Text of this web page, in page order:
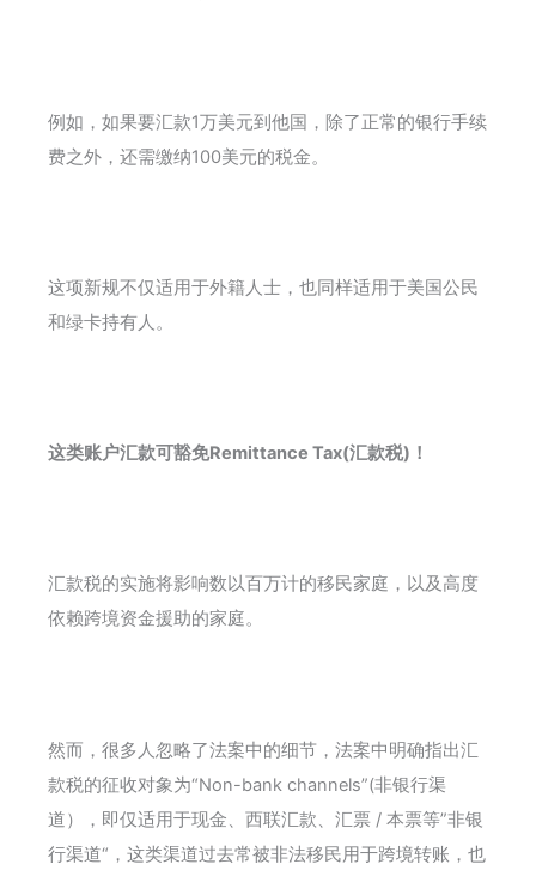
例如，如果要汇款1万美元到他国，除了正常的银行手续
费之外，还需缴纳100美元的税金。
这项新规不仅适用于外籍人士，也同样适用于美国公民
和绿卡持有人。
这类账户汇款可豁免Remittance Tax(汇款税)！
汇款税的实施将影响数以百万计的移民家庭，以及高度
依赖跨境资金援助的家庭。
然而，很多人忽略了法案中的细节，法案中明确指出汇
款税的征收对象为“Non-bank channels”(非银行渠
道），即仅适用于现金、西联汇款、汇票 / 本票等”非银
行渠道“，这类渠道过去常被非法移民用于跨境转账，也